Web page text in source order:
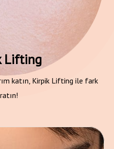
Lifting
katın, Kirpik Lifting ile fark